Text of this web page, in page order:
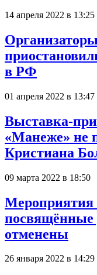
14 апреля 2022 в 13:25
в РФ
01 апреля 2022 в 13:47
Выставка-
«Манеже» не
Кристиана
09 марта 2022 в 18:50
Мероприятия
посвящённые
отменены
26 января 2022 в 14:29